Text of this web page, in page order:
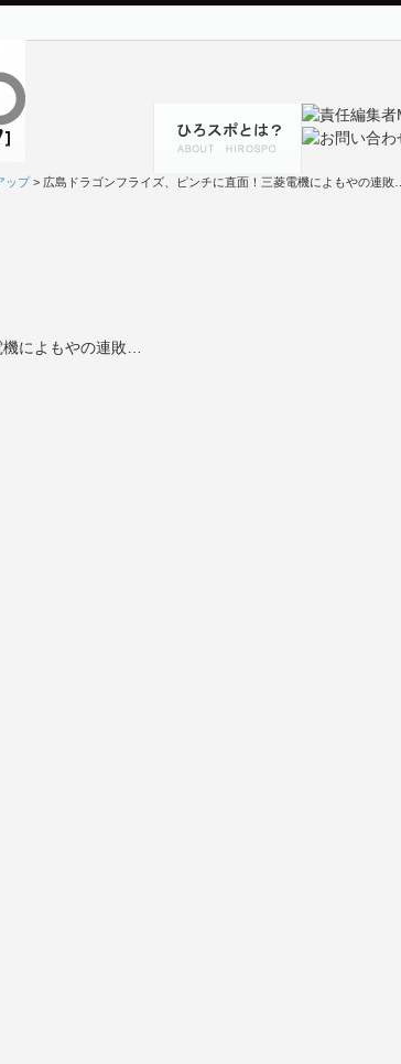
ップ> 広島ドラゴンフライズ、ピンチに直面！三菱電機によもやの連敗…
によもやの連敗…